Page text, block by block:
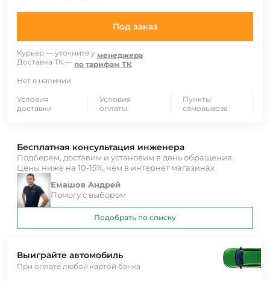
Под заказ
Курьер — уточните у менеджера
Доставка ТК — по тарифам ТК
Нет в наличии
Условия
доставки
Условия
оплаты
Пункты
самовывоза
Выиграйте автомобиль
При оплате любой картой банка
Бесплатная консультация инженера
Подберем, доставим и установим в день обращения.
Цены ниже на 10-15%, чем в интернет магазинах
Емашов Андрей
Помогу с выбором
Подобрать по списку